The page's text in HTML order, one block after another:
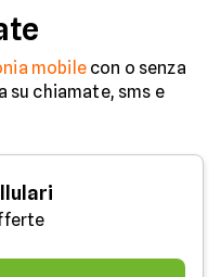
mobilecon o senza
su chiamate, sms e